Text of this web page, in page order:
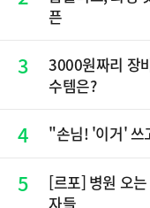
픈
3
3000원짜리 장
수템은?
4 "손님! '이거' 쓰
5
[르포] 병원 오
자들